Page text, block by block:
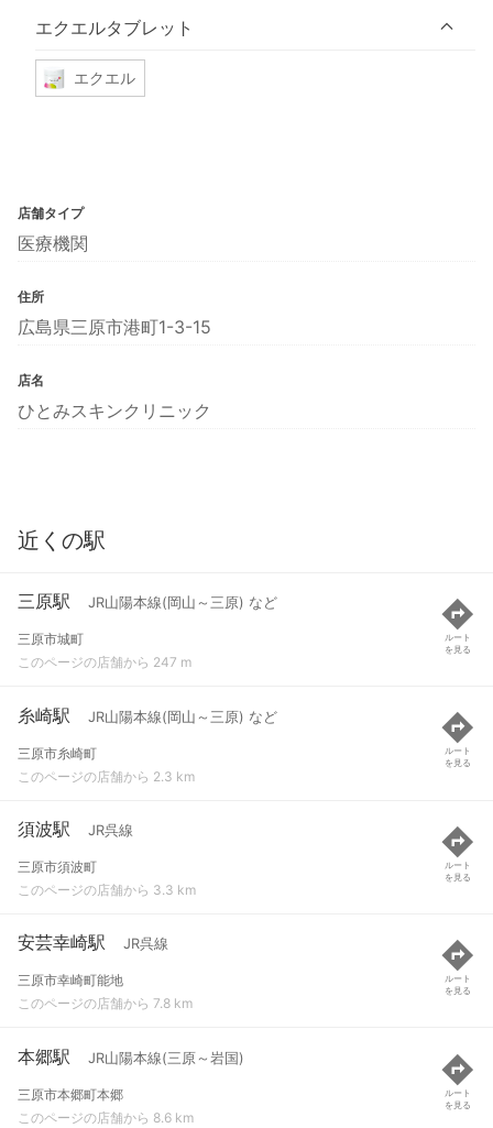
エクエルタブレット
エクエル
店舗タイプ
医療機関
住所
広島県三原市港町1-3-15
店名
ひとみスキンクリニック
近くの駅
三原駅 JR山陽本線(岡山～三原) など
三原市城町
このページの店舗から 247 m
ルート
を見る
糸崎駅 JR山陽本線(岡山～三原) など
三原市糸崎町
このページの店舗から 2.3 km
ルート
を見る
須波駅 JR呉線
三原市須波町
このページの店舗から 3.3 km
ルート
を見る
安芸幸崎駅 JR呉線
三原市幸崎町能地
このページの店舗から 7.8 km
ルート
を見る
本郷駅 JR山陽本線(三原～岩国)
三原市本郷町本郷
このページの店舗から 8.6 km
ルート
を見る